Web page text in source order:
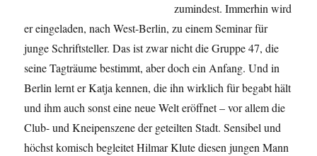
zumindest. Immerhin wird
er eingeladen, nach West-Berlin, zu einem Seminar für
junge Schriftsteller. Das ist zwar nicht die Gruppe 47, die
seine Tagträume bestimmt, aber doch ein Anfang. Und in
Berlin lernt er Katja kennen, die ihn wirklich für begabt hält
und ihm auch sonst eine neue Welt eröffnet – vor allem die
Club- und Kneipenszene der geteilten Stadt. Sensibel und
höchst komisch begleitet Hilmar Klute diesen jungen Mann